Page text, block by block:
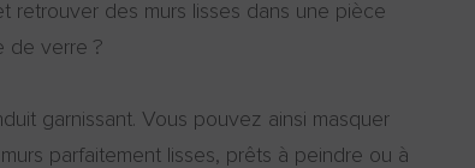
retrouver des murs lisses dans une pièce
de verre ?
garnissant. Vous pouvez ainsi masquer
parfaitement lisses, prêts à peindre ou à